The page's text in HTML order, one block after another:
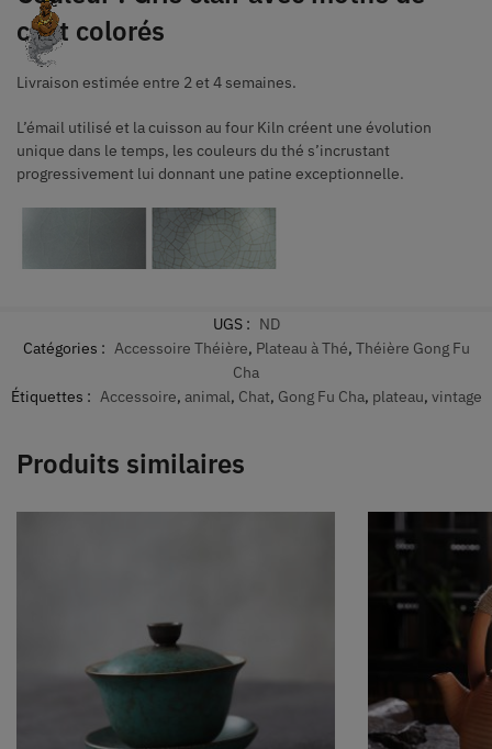
chat colorés
Livraison estimée entre 2 et 4 semaines.
L’émail utilisé et la cuisson au four Kiln créent une évolution
unique dans le temps, les couleurs du thé s’incrustant
progressivement lui donnant une patine exceptionnelle.
UGS : ND
Catégories : Accessoire Théière, Plateau à Thé, Théière Gong Fu
Cha
Étiquettes : Accessoire, animal, Chat, Gong Fu Cha, plateau, vintage
Produits similaires